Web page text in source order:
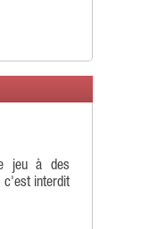
jeu à des
c'est interdit